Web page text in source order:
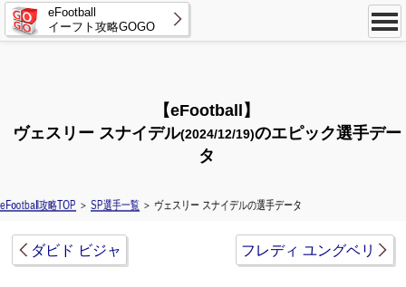
eFootball
イーフト攻略GOGO
【eFootball】
ヴェスリー スナイデル(2024/12/19)のエピック選手デー
タ
eFootball攻略TOP ＞ SP選手一覧 ＞ ヴェスリー スナイデルの選手データ
ダビド ビジャ フレディ ユングベリ